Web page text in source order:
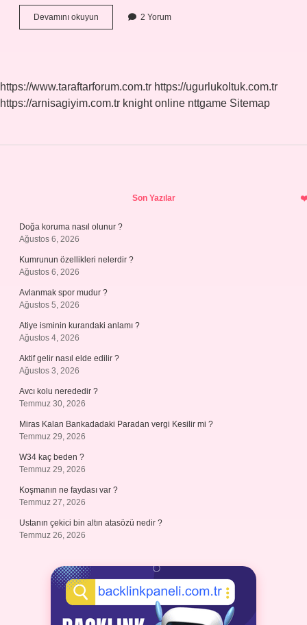
Devamını okuyun Denizcilikte
Çene
2 Yorum
https://www.taraftarforum.com.tr https://ugurlukoltuk.com.tr
https://arnisagiyim.com.tr knight online nttgame Sitemap
Son Yazılar
Doğa koruma nasıl olunur ?
Ağustos 6, 2026
Kumrunun özellikleri nelerdir ?
Ağustos 6, 2026
Avlanmak spor mudur ?
Ağustos 5, 2026
Atiye isminin kurandaki anlamı ?
Ağustos 4, 2026
Aktif gelir nasıl elde edilir ?
Ağustos 3, 2026
Avcı kolu nerededir ?
Temmuz 30, 2026
Miras Kalan Bankadadaki Paradan vergi Kesilir mi ?
Temmuz 29, 2026
W34 kaç beden ?
Temmuz 29, 2026
Koşmanın ne faydası var ?
Temmuz 27, 2026
Ustanın çekici bin altın atasözü nedir ?
Temmuz 26, 2026